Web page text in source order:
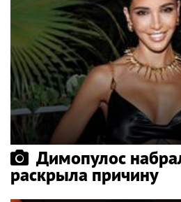
Димопулос
раскрыла причину